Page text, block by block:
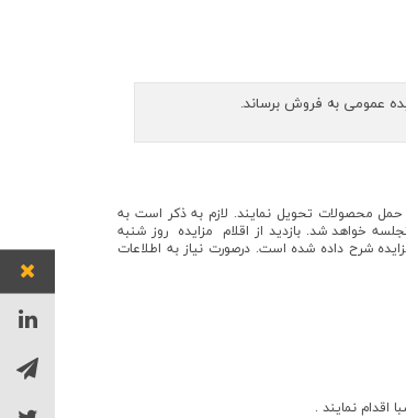
برنامه ریزی فروش و حمل محصولات تحويل نمايند. لازم به ذکر است به
۱۴۰۴/۰۵/۱۱ در محل شرکت فولاد و نورد سبا گشایش و صورتجلسه خواهد شد. بازدید از اقلام مزایده روز شنبه
اسناد مزايده شرح داده شده است. درصورت نياز به اطلاعات
اقدام نمايند .